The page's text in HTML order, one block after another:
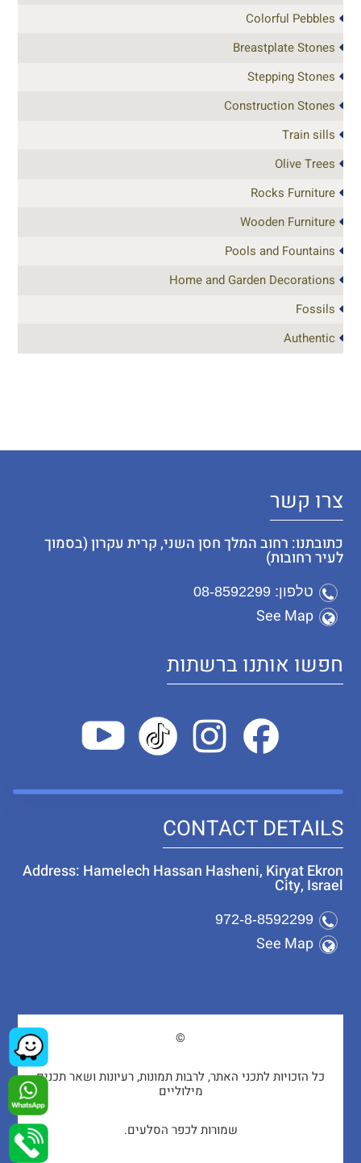
Colorful Pebbles
Breastplate Stones
Stepping Stones
Construction Stones
Train sills
Olive Trees
Rocks Furniture
Wooden Furniture
Pools and Fountains
Home and Garden Decorations
Fossils
Authentic
צרו קשר
כתובתנו: רחוב המלך חסן השני, קרית עקרון (בסמוך
לעיר רחובות)
טלפון: 08-8592299
See Map
חפשו אותנו ברשתות
CONTACT DETAILS
Address: Hamelech Hassan Hasheni, Kiryat Ekron
City, Israel
972-8-8592299
See Map
©
כל הזכויות לתכני האתר, לרבות תמונות, רעיונות ושאר תכנים
מילוליים
שמורות לכפר הסלעים.